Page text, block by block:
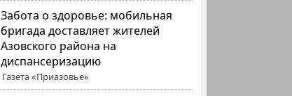
Забота о здоровье: мобильная
бригада доставляет жителей
Азовского района на
диспансеризацию
Газета «Приазовье»